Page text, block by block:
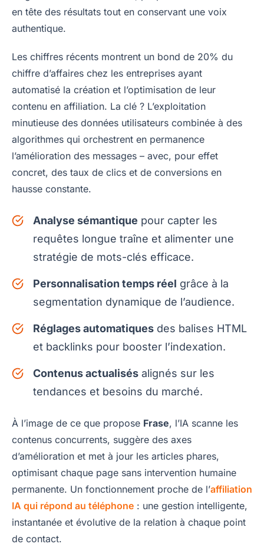
en tête des résultats tout en conservant une voix
authentique.
Les chiffres récents montrent un bond de 20% du
chiffre d’affaires chez les entreprises ayant
automatisé la création et l’optimisation de leur
contenu en affiliation. La clé ? L’exploitation
minutieuse des données utilisateurs combinée à des
algorithmes qui orchestrent en permanence
l’amélioration des messages – avec, pour effet
concret, des taux de clics et de conversions en
hausse constante.
Analyse sémantique pour capter les
requêtes longue traîne et alimenter une
stratégie de mots-clés efficace.
Personnalisation temps réel grâce à la
segmentation dynamique de l’audience.
Réglages automatiques des balises HTML
et backlinks pour booster l’indexation.
Contenus actualisés alignés sur les
tendances et besoins du marché.
À l’image de ce que propose Frase, l’IA scanne les
contenus concurrents, suggère des axes
d’amélioration et met à jour les articles phares,
optimisant chaque page sans intervention humaine
permanente. Un fonctionnement proche de l’affiliation
IA qui répond au téléphone : une gestion intelligente,
instantanée et évolutive de la relation à chaque point
de contact.